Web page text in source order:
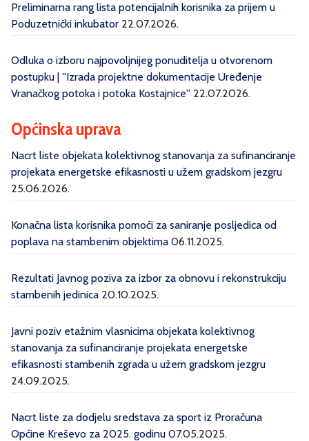
Preliminarna rang lista potencijalnih korisnika za prijem u
Poduzetnički inkubator 22.07.2026.
Odluka o izboru najpovoljnijeg ponuditelja u otvorenom
postupku | ''Izrada projektne dokumentacije Uređenje
Vranačkog potoka i potoka Kostajnice'' 22.07.2026.
Općinska uprava
Nacrt liste objekata kolektivnog stanovanja za sufinanciranje
projekata energetske efikasnosti u užem gradskom jezgru
25.06.2026.
Konačna lista korisnika pomoći za saniranje posljedica od
poplava na stambenim objektima 06.11.2025.
Rezultati Javnog poziva za izbor za obnovu i rekonstrukciju
stambenih jedinica 20.10.2025.
Javni poziv etažnim vlasnicima objekata kolektivnog
stanovanja za sufinanciranje projekata energetske
efikasnosti stambenih zgrada u užem gradskom jezgru
24.09.2025.
Nacrt liste za dodjelu sredstava za sport iz Proračuna
Općine Kreševo za 2025. godinu 07.05.2025.